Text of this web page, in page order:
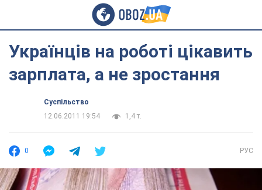
Українців на роботі цікавить
зарплата, а не зростання
Суспільство
12.06.2011 19:54
1,4 т.
0 РУС